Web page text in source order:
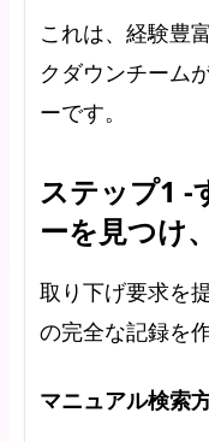
これは、経験豊
クダウンチーム
ーです。
ステップ1 -
ーを見つけ
取り下げ要求を
の完全な記録を
マニュアル検索